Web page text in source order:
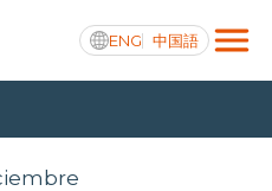
ENG 中国語